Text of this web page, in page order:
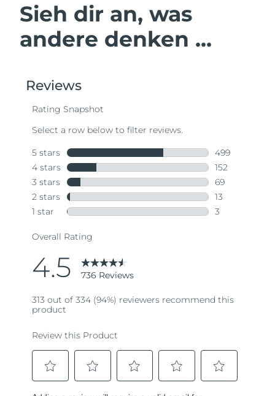
Sieh dir an, was
andere denken ...